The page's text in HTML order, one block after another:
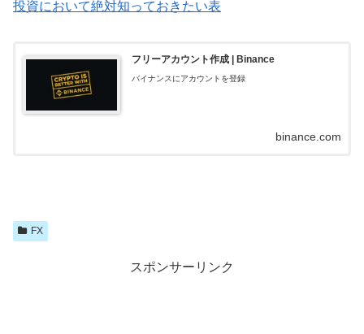
投資において絶対知っておきたい表
フリーアカウント作成 | Binance
バイナンスにアカウントを登録
binance.com
FX
スポンサーリンク